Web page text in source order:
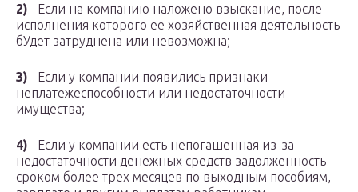
2) Если на компанию наложено взыскание, после
исполнения которого ее хозяйственная деятельность
бУдет затруднена или невозможна;
3) Если у компании появились признаки
неплатежеспособности или недостаточности
имущества;
4)
Если у компании есть непогашенная из-за
недостаточности денежных средств задолженность
сроком более трех месяцев по выходным пособиям,